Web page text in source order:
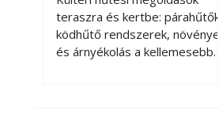
teraszt és a kertet?
teraszra és kertbe: párahűtők,
ködhűtő rendszerek, növények
és árnyékolás a kellemesebb